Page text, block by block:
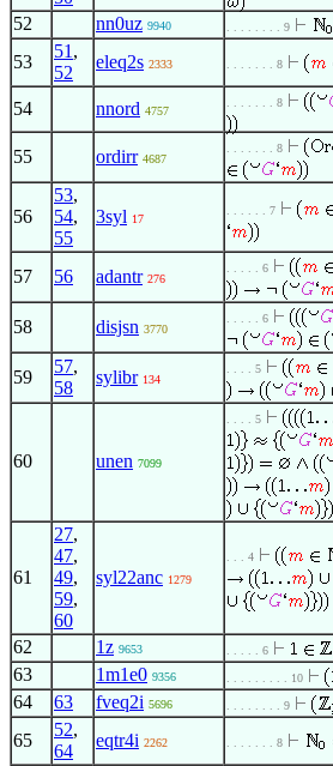
52
nn0uz 9940 . . . . . . . . 9
53
51 ,
52
eleq2s 2333 . . . . . . . 8
54 nnord 4757
. . . . . . . 8
55 ordirr 4687
. . . . . . . 8
56
53,
54,
55
3syl 17
. . . . . . 7
57 56 adantr 276
. . . . . 6
58 disjsn 3770
. . . . . 6
59
57,
58
sylibr 134
. . . . 5
60 unen 7099
. . . . 5
61
27,
47,
49,
59,
60
syl22anc 1279
. . . 4
62 1z 9653 . . . . . 6
63 1m1e0 9356 . . . . . . . . . 10
64 63 fveq2i 5696 . . . . . . . . 9
65
52,
64
eqtr4i 2262 . . . . . . . 8